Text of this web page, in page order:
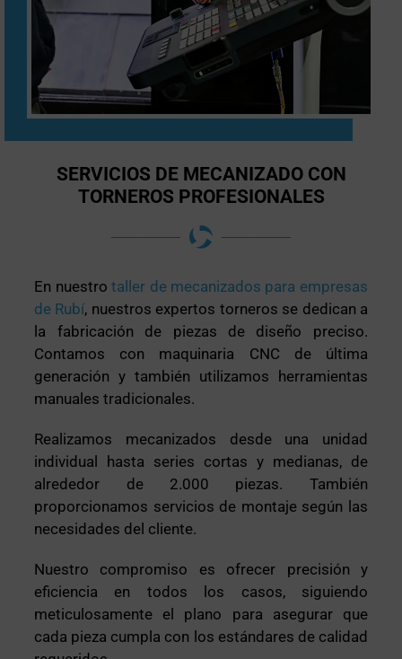
SERVICIOS DE MECANIZADO CON
TORNEROS PROFESIONALES
En nuestrotaller de mecanizados para empresas
de Rubí, nuestros expertos torneros se dedican a
la fabricación de piezas de diseño preciso.
Contamos con maquinaria CNC de última
generación y también utilizamos herramientas
manuales tradicionales.
Realizamos mecanizados desde una unidad
individual hasta series cortas y medianas, de
alrededor de 2.000 piezas. También
proporcionamos servicios de montaje según las
necesidades del cliente.
Nuestro compromiso es ofrecer precisión y
eficiencia en todos los casos, siguiendo
meticulosamente el plano para asegurar que
cada pieza cumpla con los estándares de calidad